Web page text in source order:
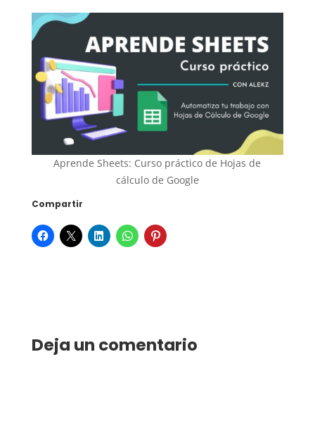
Aprende Sheets: Curso práctico de Hojas de
cálculo de Google
Compartir
Deja un comentario